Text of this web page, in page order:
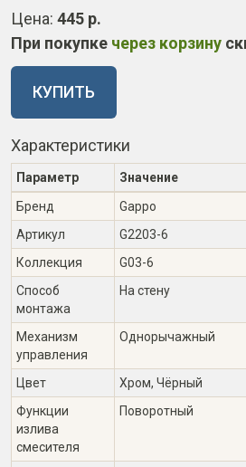
Цена: 445 р.
При покупке через корзину
КУПИТЬ
Характеристики
Параметр
Значение
Бренд
Gappo
Артикул
G2203-6
Коллекция
G03-6
Способ
монтажа
На стену
Механизм
управления
Однорычажный
Цвет
Хром, Чёрный
Функции
излива
смесителя
Поворотный